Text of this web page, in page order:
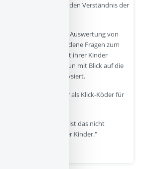
aus einem fehlenden Verständnis der
handelt es sich um die Auswertung von
denen Eltern verschiedene Fragen zum
und zur Gesundheit ihrer Kinder
Datenbestand wird nun mit Blick auf die
der Großeltern analysiert.
wird nun der Aufhänger als Klick-Köder für
ihren Großeltern sind, ist das nicht
für die Gesundheit der Kinder."